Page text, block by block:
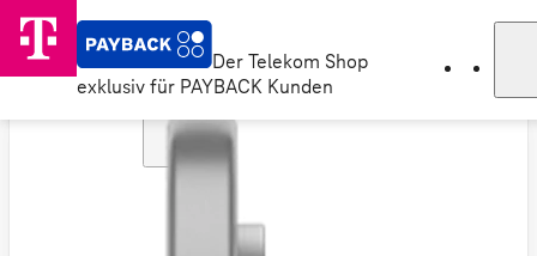
Der Telekom Shop
exklusiv für PAYBACK Kunden